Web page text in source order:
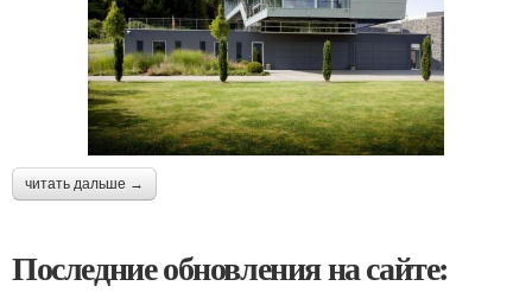
читать дальше →
Последние обновления на сайте: